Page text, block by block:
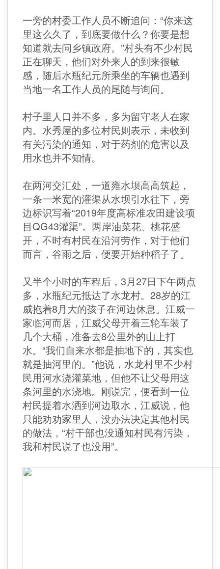
一旁的村委工作人员不断追问：“你来这
里这么久了，到底要做什么？你要是想
知道就去问乡镇政府。”村头有不少村民
正在聊天，他们对外来人的到来很敏
感，随后水瓶纪元所乘坐的车辆也遇到
当地一名工作人员的尾随与询问。
村子里人口并不多，多为留守老人在家
内。水秀屋的多位村民则表示，未收到
有关污染的通知，对于药剂的危害以及
用水也并不知情。
在两河交汇处，一道雍水坝高高筑起，
一条一米宽的灌渠从水坝引水往下，旁
边标识写着“2019年度高标准农田建设项
目QG43灌渠”。两岸油菜花、桃花盛
开，不时有村民在沿河劳作，对于他们
而言，谷雨之后，便要开始种稻子了。
又半个小时的车程后，3月27日下午两点
多，水瓶纪元抵达了水龙村。28岁的江
威抱着8月大的孩子在河边休息。江威一
家临河而居，江威父母开着三轮车装了
几个大桶，准备去8公里外的山上打
水。“我们自来水都是抽地下的，其实也
就是抽河里的。”他说，水龙村里不少村
民用河水浇灌菜地，但他不让父母用这
条河里的水浇地。刚说完，便看到一位
村民提着水洒到河边取水，江威说，他
只能劝劝家里人，没办法决定其他村民
的做法，“村干部也没通知村民有污染，
我和村民说了也没用”。